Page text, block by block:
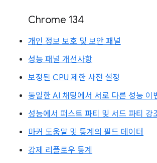
Chrome 134
개인 정보 보호 및 보안 패널
성능 패널 개선사항
보정된 CPU 제한 사전 설정
동일한 AI 채팅에서 서로 다른 성능 이
성능에서 퍼스트 파티 및 서드 파티 강
마커 도움말 및 통계의 필드 데이터
강제 리플로우 통계